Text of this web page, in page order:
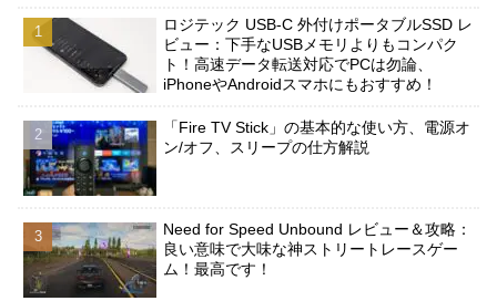
ロジテック USB-C 外付けポータブルSSD レ
ビュー：下手なUSBメモリよりもコンパク
ト！高速データ転送対応でPCは勿論、
iPhoneやAndroidスマホにもおすすめ！
「Fire TV Stick」の基本的な使い方、電源オ
ン/オフ、スリープの仕方解説
Need for Speed Unbound レビュー＆攻略：
良い意味で大味な神ストリートレースゲー
ム！最高です！